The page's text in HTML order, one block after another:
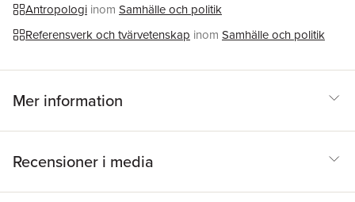
Antropologi inom Samhälle och politik
Referensverk och tvärvetenskap inom Samhälle och politik
Mer information
Recensioner i media